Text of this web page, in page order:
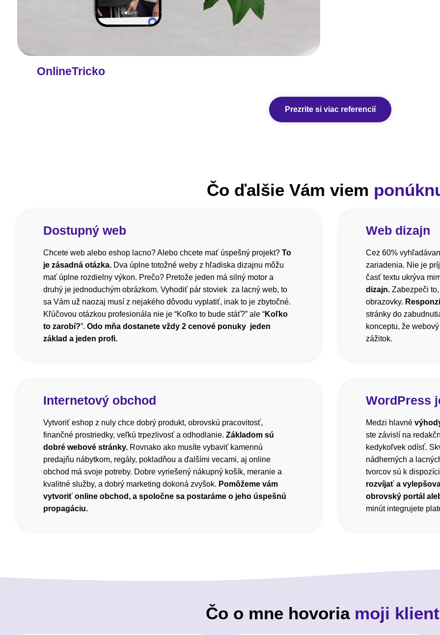
OnlineTricko
Prezrite si viac referencií
Čo ďalšie Vám viem
Dostupný web
Chcete web alebo eshop lacno? Alebo chcete mať úspešný projekt? To
je zásadná otázka. Dva úplne totožné weby z hľadiska dizajnu môžu
mať úplne rozdielny výkon. Prečo? Pretože jeden má silný motor a
druhý je jednoduchým obrázkom. Vyhodiť pár stoviek za lacný web, to
sa Vám už naozaj musí z nejakého dôvodu vyplatiť, inak to je zbytočné.
Kľúčovou otázkou profesionála nie je “Koľko to bude stáť?” ale “Koľko
to zarobí?”. Odo mňa dostanete vždy 2 cenové ponuky jeden
základ a jeden profi.
Web dizajn
Cez 60%
zariadenia. Nie je
časť textu ukrýva
dizajn. Zabezpeči
obrazovky.
stránky do
konceptu, že
zážitok.
Internetový obchod
Vytvoriť eshop z nuly chce dobrý produkt, obrovskú pracovitosť,
finančné prostriedky, veľkú trpezlivosť a odhodlanie. Základom sú
dobré webové stránky. Rovnako ako musíte vybaviť kamennú
predajňu nábytkom, regály, pokladňou a ďalšími vecami, aj online
obchod má svoje potreby. Dobre vyriešený nákupný košík, meranie a
kvalitné služby, a dobrý marketing dokoná zvyšok. Pomôžeme vám
vytvoriť online obchod, a spoločne sa postaráme o jeho úspešnú
propagáciu.
WordPress
Medzi hlavné
ste závislí na
kedykoľvek odísť.
nádherných a
tvorcov sú k
rozvíjať a
obrovský portál
minút integrujete
Čo o mne hovoriamoji